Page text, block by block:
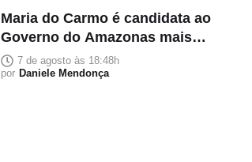
Maria do Carmo é candidata ao
Governo do Amazonas mais
rica e declara patrimônio de R$
118 milhões
7 de agosto às 18:48h
por Daniele Mendonça